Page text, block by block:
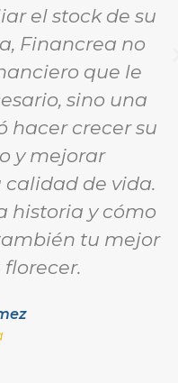
el stock de su
Financrea no
que le
sino una
hacer crecer su
y mejorar
de vida.
historia y cómo
tu mejor